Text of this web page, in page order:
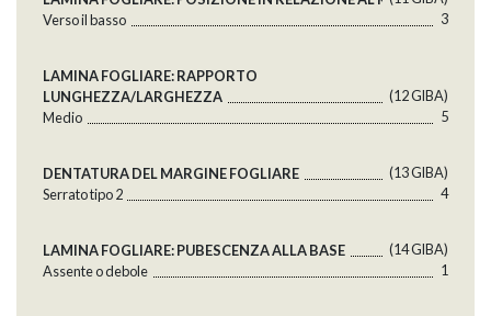
Verso il basso
3
LAMINA FOGLIARE: RAPPORTO
LUNGHEZZA/LARGHEZZA
(12 GlBA)
Medio
5
DENTATURA DEL MARGINE FOGLIARE
(13 GlBA)
Serrato tipo 2
4
LAMINA FOGLIARE: PUBESCENZA ALLA BASE
(14 GlBA)
Assente o debole
1